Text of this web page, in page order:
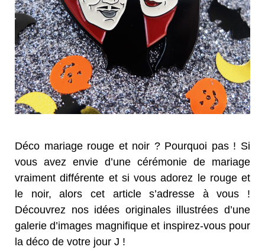
Déco mariage rouge et noir ? Pourquoi pas ! Si
vous avez envie d’une cérémonie de mariage
vraiment différente et si vous adorez le rouge et
le noir, alors cet article s’adresse à vous !
Découvrez nos idées originales illustrées d’une
galerie d’images magnifique et inspirez-vous pour
la déco de votre jour J !